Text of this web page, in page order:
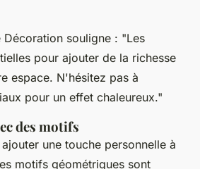
Décoration souligne : "Les
pour ajouter de la richesse
espace. N'hésitez pas à
pour un effet chaleureux."
des motifs
une touche personnelle à
motifs géométriques sont